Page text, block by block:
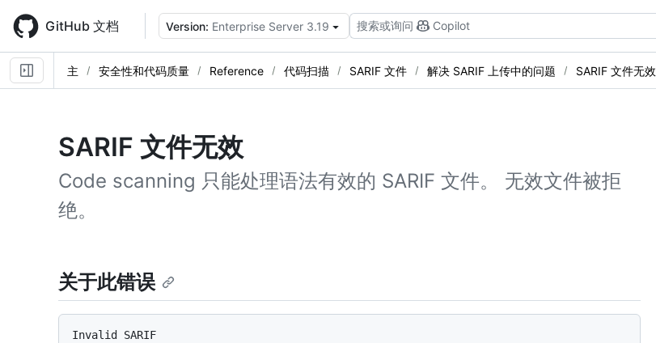
main
content
GitHub 文档 Version: Enterprise Server 3.19 搜索或询问 Copilot
主 安全性和代码质量 Reference 代码扫描 SARIF 文件 解决 SARIF 上传中的问题 SARIF 文件无效
SARIF 文件无效
Code scanning 只能处理语法有效的 SARIF 文件。 无效文件被拒
绝。
关于此错误
Invalid SARIF